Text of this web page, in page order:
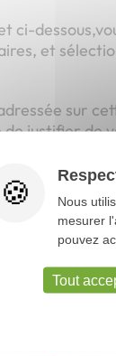
ci-
et
sur
justifier de
d’identité,
faire
Nous
mesurer
pouvez
Tout